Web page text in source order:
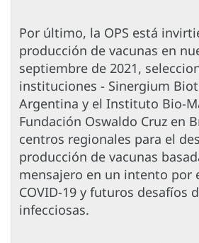
Por último, la OPS está
producción de vacunas en
septiembre de 2021,
instituciones - Sinergium
Argentina y el Instituto Bio-
Fundación Oswaldo Cruz en
centros regionales para el
producción de vacunas
mensajero en un intento por
COVID-19 y futuros desafíos
infecciosas.